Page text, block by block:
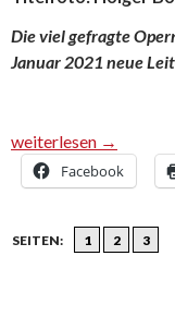
Die viel gefragte
Januar 2021 neue
Cornelia Lanz: Mit
weiterlesen →
Facebook
SEITEN: 1 2 3